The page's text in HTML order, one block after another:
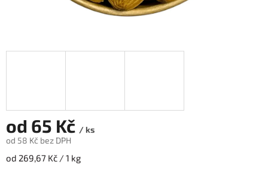
od 65 Kč / ks
od 58 Kč bez DPH
Měrná
od 269,67 Kč / 1 kg